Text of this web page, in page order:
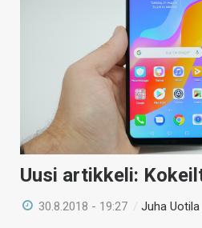
Uusi artikkeli:
30.8.2018 - 19:27 /Juha Uotila